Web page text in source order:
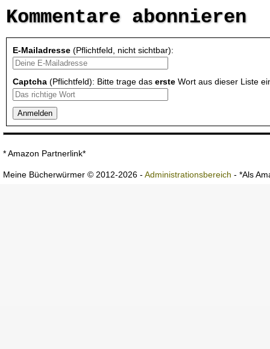
Kommentare abonnieren
E-Mailadresse (Pflichtfeld, nicht sichtbar):
Captcha (Pflichtfeld): Bitte trage das erste Wort aus dieser Liste
* Amazon Partnerlink*
Meine Bücherwürmer © 2012-2026 - Administrationsbereich - *Als